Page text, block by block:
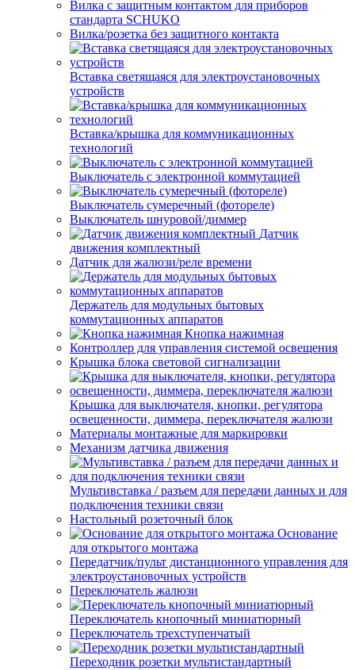
Вилка с защитным контактом для приборов
стандарта SCHUKO
Вилка/розетка без защитного контакта
Вставка светящаяся для электроустановочных
устройств
Вставка/крышка для коммуникационных
технологий
Выключатель с электронной коммутацией
Выключатель сумеречный (фотореле)
Выключатель шнуровой/диммер
Датчик
движения комплектный
Датчик для жалюзи/реле времени
Держатель для модульных бытовых
коммутационных аппаратов
Кнопка нажимная
Контроллер для управления системой освещения
Крышка блока световой сигнализации
Крышка для выключателя, кнопки, регулятора
освещенности, диммера, переключателя жалюзи
Материалы монтажные для маркировки
Механизм датчика движения
Мультивставка / разъем для передачи данных и для
подключения техники связи
Настольный розеточный блок
Основание
для открытого монтажа
Передатчик/пульт дистанционного управления для
электроустановочных устройств
Переключатель жалюзи
Переключатель кнопочный миниатюрный
Переключатель трехступенчатый
Переходник розетки мультистандартный